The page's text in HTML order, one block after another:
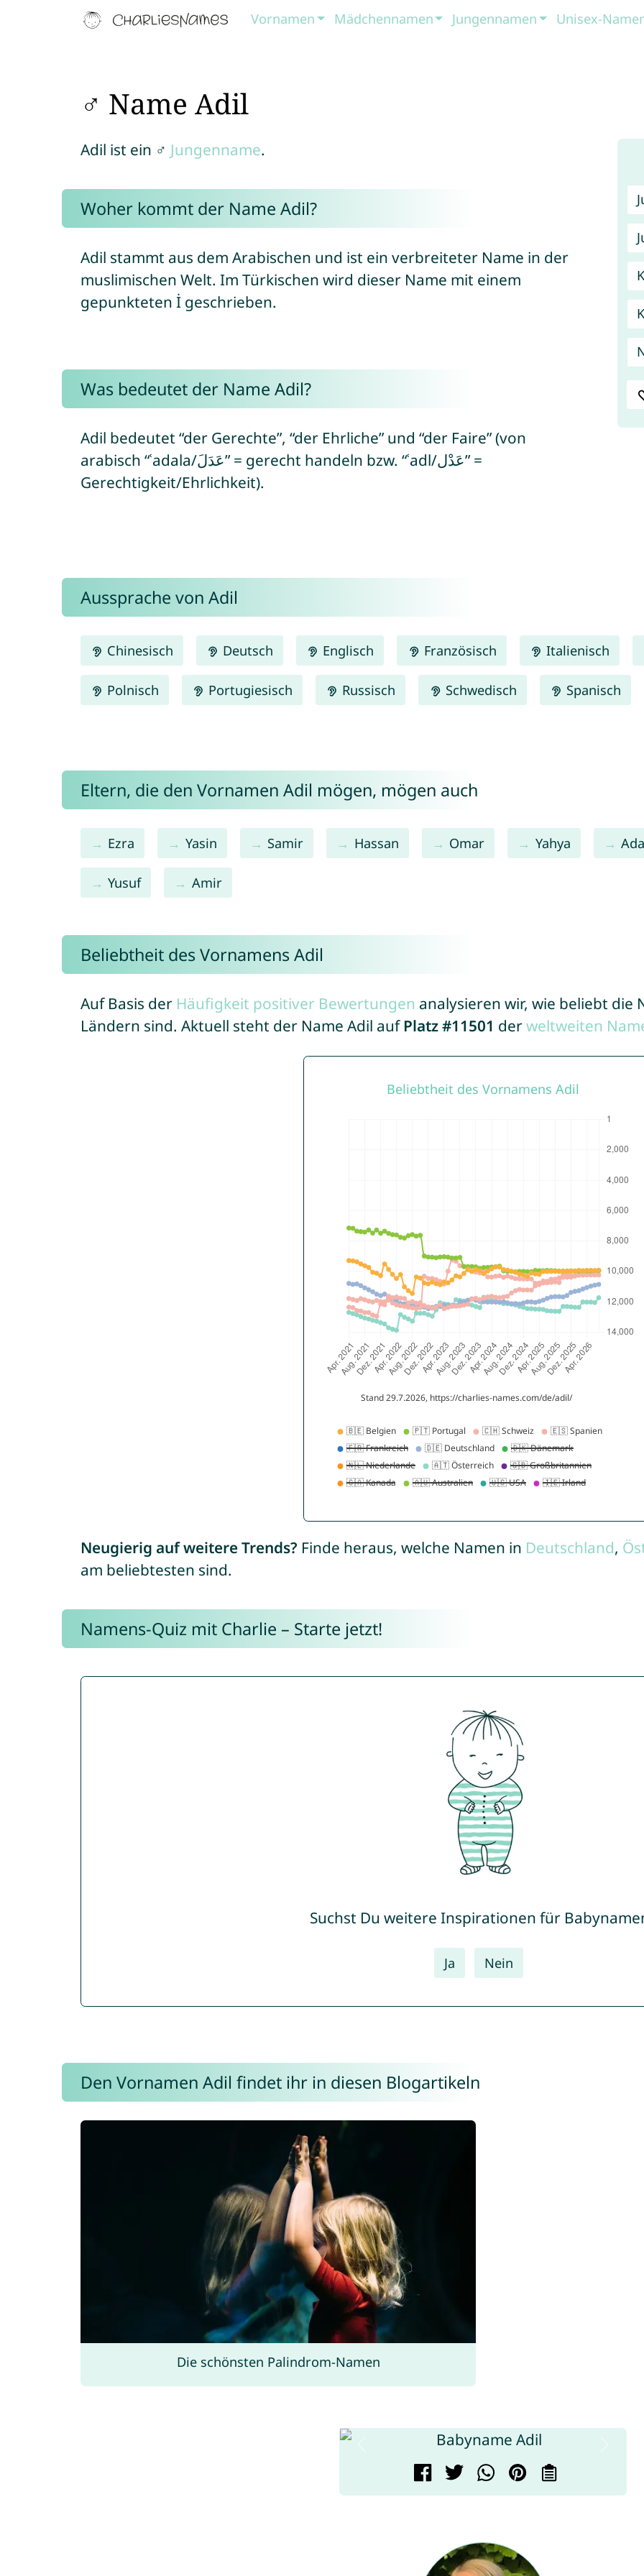
Vornamen Mädchennamen Jungennamen Unisex-
♂ Name Adil
Adil ist ein ♂ Jungenname.
Woher kommt der Name Adil?
Adil stammt aus dem Arabischen und ist ein verbreiteter Name in der
muslimischen Welt. Im Türkischen wird dieser Name mit einem
gepunkteten İ geschrieben.
Was bedeutet der Name Adil?
Adil bedeutet “der Gerechte”, “der Ehrliche” und “der Faire” (von
arabisch “ʿadala/عَدَلَ” = gerecht handeln bzw. “ʿadl/عَدْل” =
Gerechtigkeit/Ehrlichkeit).
Aussprache von Adil
Chinesisch Deutsch Englisch Französisch Italienisch
Polnisch Portugiesisch Russisch Schwedisch Spanisch
Eltern, die den Vornamen Adil mögen, mögen auch
Ezra Yasin Samir Hassan Omar Yahya
Yusuf Amir
Beliebtheit des Vornamens Adil
Auf Basis der Häufigkeit positiver Bewertungen analysieren wir, wie beliebt die
Ländern sind. Aktuell steht der Name Adil auf Platz #11501 derweltweiten
Neugierig auf weitere Trends? Finde heraus, welche Namen in Deutschland,
am beliebtesten sind.
Namens-Quiz mit Charlie – Starte jetzt!
Suchst Du weitere Inspirationen für
Ja Nein
Den Vornamen Adil findet ihr in diesen Blogartikeln
Die schönsten Palindrom-Namen